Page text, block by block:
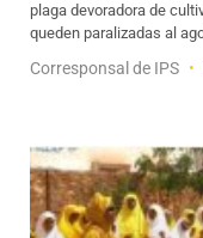
plaga devoradora de
queden paralizadas al
Corresponsal de IPS